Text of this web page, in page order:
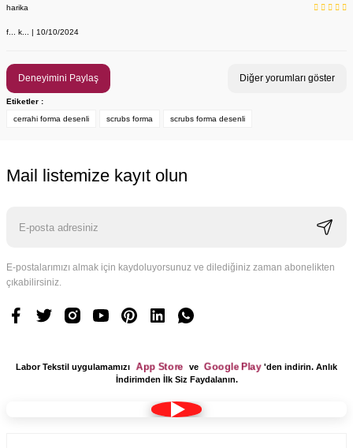
Labor Medikal Tekstil
199,00 TL
harika
f... k... | 10/10/2024
Deneyimini Paylaş Diğer yorumları göster
Etiketler :
cerrahi forma desenli
scrubs forma scrubs forma desenli
Mail listemize kayıt olun
E-postalarımızı almak için kaydoluyorsunuz ve dilediğiniz zaman abonelikten
çıkabilirsiniz.
Labor Tekstil uygulamamızı App Store ve Google Play 'den indirin. Anlık
İndirimden İlk Siz Faydalanın.